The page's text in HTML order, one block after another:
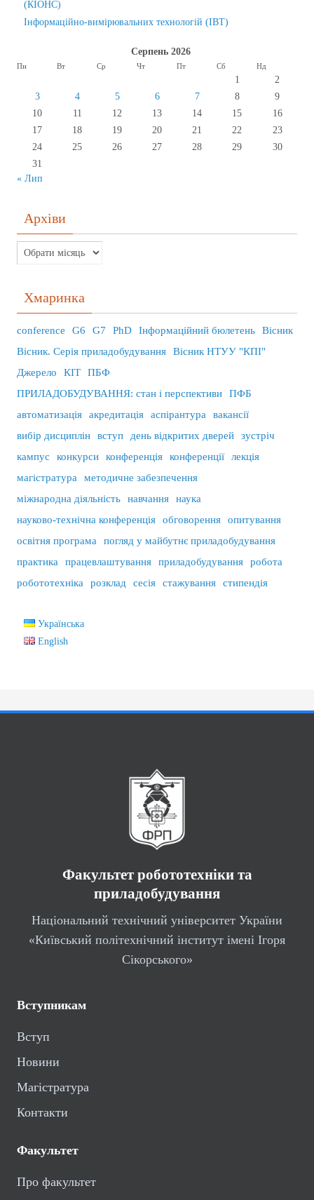
(КІОНС)
Інформаційно-вимірювальних технологій (ІВТ)
Серпень 2026
Пн Вт Ср Чт Пт Сб Нд
1
2
3
4 5 6 7 8
9
10
11 12 13 14 15
16
17
18 19 20 21 22
23
24
25 26 27 28 29
30
31
« Лип
Архіви
Хмаринка
conference G6 G7 PhD Інформаційний бюлетень
Вісник
Вісник. Серія приладобудування
Вісник НТУУ "КПІ"
Джерело
КІТ
ПБФ
ПРИЛАДОБУДУВАННЯ: стан і перспективи
ПФБ
автоматизація
акредитація аспірантура
вакансії
вибір дисциплін
вступ день відкритих дверей
зустріч
кампус
конкурси конференція конференції
лекція
магістратура
методичне забезпечення
міжнародна діяльність
навчання
наука
науково-технічна конференція
обговорення
опитування
освітня програма
погляд у майбутнє приладобудування
практика
працевлаштування приладобудування
робота
робототехніка
розклад сесія стажування стипендія
Українська
English
Факультет робототехніки та
приладобудування
Національний технічний університет України
«Київський політехнічний інститут імені Ігоря
Сікорського»
Вступникам
Вступ
Новини
Магістратура
Контакти
Факультет
Про факультет